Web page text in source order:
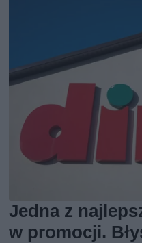
Jedna z
w promocji.